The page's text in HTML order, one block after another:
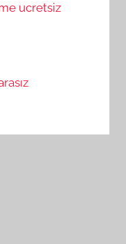
ucretsiz